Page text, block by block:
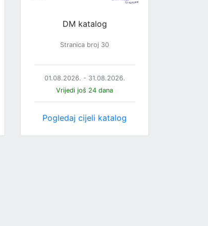
DM katalog
Stranica broj 30
01.08.2026. - 31.08.2026.
Vrijedi još 24 dana
Pogledaj cijeli katalog